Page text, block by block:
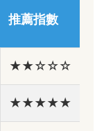
推薦指數
★★☆☆☆
★★★★★